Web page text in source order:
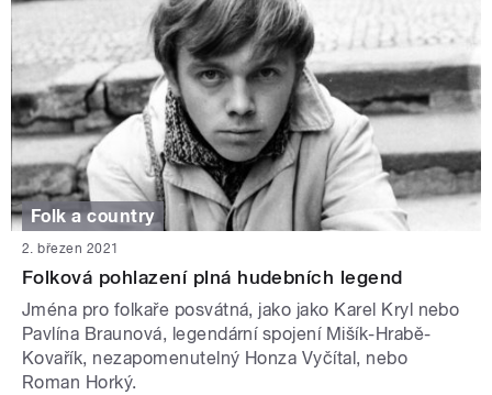
Folk a country
2. březen 2021
Folková pohlazení plná hudebních legend
Jména pro folkaře posvátná, jako jako Karel Kryl nebo
Pavlína Braunová, legendární spojení Mišík-Hrabě-
Kovařík, nezapomenutelný Honza Vyčítal, nebo
Roman Horký.